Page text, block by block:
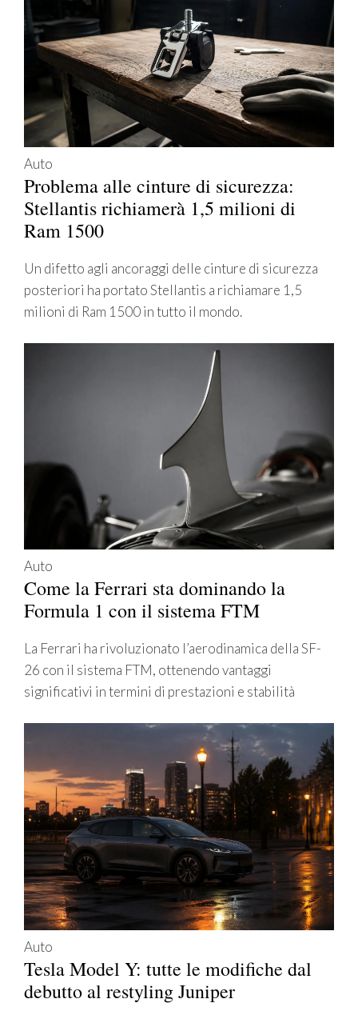
Auto
Problema alle cinture di sicurezza:
Stellantis richiamerà 1,5 milioni di
Ram 1500
Un difetto agli ancoraggi delle cinture di sicurezza
posteriori ha portato Stellantis a richiamare 1,5
milioni di Ram 1500 in tutto il mondo.
Auto
Come la Ferrari sta dominando la
Formula 1 con il sistema FTM
La Ferrari ha rivoluzionato l’aerodinamica della SF-
26 con il sistema FTM, ottenendo vantaggi
significativi in termini di prestazioni e stabilità
Auto
Tesla Model Y: tutte le modifiche dal
debutto al restyling Juniper